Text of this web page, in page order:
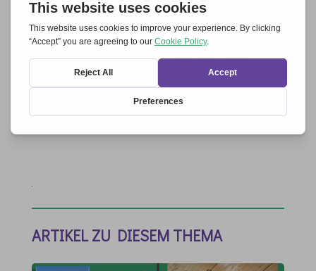
Name, E-Mail-Adresse und Website in diesem
Browser für meinen nächsten Kommentar speichern.
Kommentar abschicken
ARTIKEL ZU DIESEM THEMA